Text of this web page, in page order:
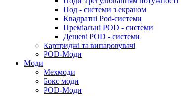
Под - системи з екраном
Квадратні Pod-системи
Преміальні POD - системи
Дешеві POD - системи
Картриджі та випаровувачі
POD-Моди
Моди
Мехмоди
Бокс моди
POD-Моди